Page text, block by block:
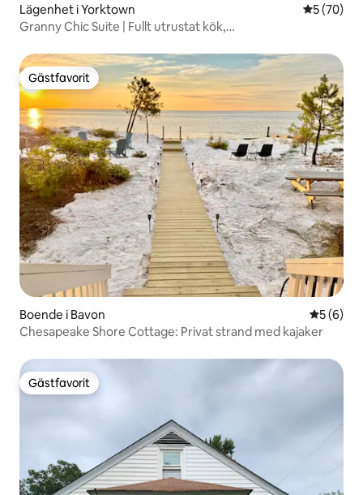
Lägenhet i Yorktown 5 av 5 i
5 (70)
Granny Chic Suite | Fullt utrustat kök,
Gästfavorit
Gästfavorit
Boende i Bavon 5 av 5 i
5 (6)
Chesapeake Shore Cottage: Privat strand med kajaker
Gästfavorit
Gästfavorit